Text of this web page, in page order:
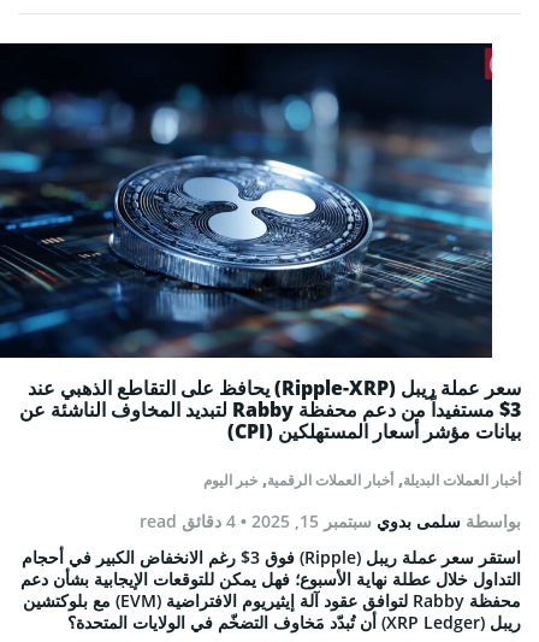
أخبار العملات البديلة, أخبار العملات الرقمية, خبر اليوم
سعر عملة ريبل (Ripple-XRP) يحافظ على التقاطع الذهبي عند
3$ مستفيداً من دعم محفظة Rabby لتبديد المخاوف الناشئة عن
بيانات مؤشر أسعار المستهلكين (CPI)
بواسطة سلمى بدوي سبتمبر 15, 2025
• 4 دقائق read
استقر سعر عملة ريبل (Ripple) فوق 3$ رغم الانخفاض الكبير في أحجام
التداول خلال عطلة نهاية الأسبوع؛ فهل يمكن للتوقعات الإيجابية بشأن دعم
محفظة Rabby لتوافق عقود آلة إيثيريوم الافتراضية (EVM) مع بلوكتشين
ريبل (XRP Ledger) أن تُبدّد مَخاوف التضخّم في الولايات المتحدة؟